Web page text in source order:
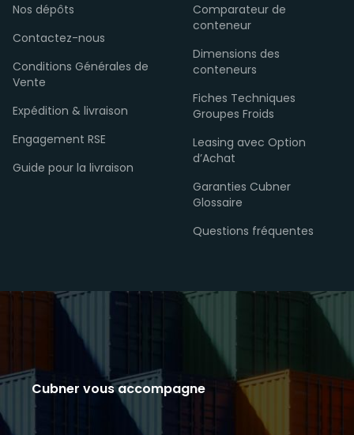
Cubner vous accompagne
Nos dépôts
Contactez-nous
Conditions Générales de
Vente
Expédition & livraison
Engagement RSE
Guide pour la livraison
Comparateur de
conteneur
Dimensions des
conteneurs
Fiches Techniques
Groupes Froids
Leasing avec Option
d’Achat
Garanties Cubner
Glossaire
Questions fréquentes